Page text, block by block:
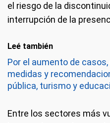
el riesgo de la
interrupción de la
Leé también
Por el aumento de
medidas y
pública, turismo y
Entre los sectores más